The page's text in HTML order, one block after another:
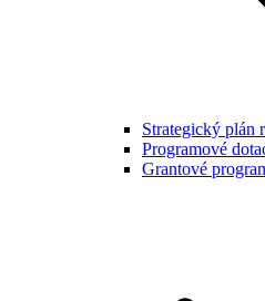
Strategický plán
Programové
Grantové